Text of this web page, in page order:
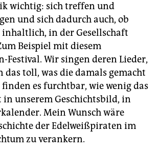
wichtig: sich treffen und
und sich dadurch auch, ob
in der Gesellschaft
Beispiel mit diesem
Festival. Wir singen deren Lieder,
toll, was die damals gemacht
es furchtbar, wie wenig das
in unserem Geschichtsbild, in
Mein Wunsch wäre
der Edelweißpiraten im
zu verankern.